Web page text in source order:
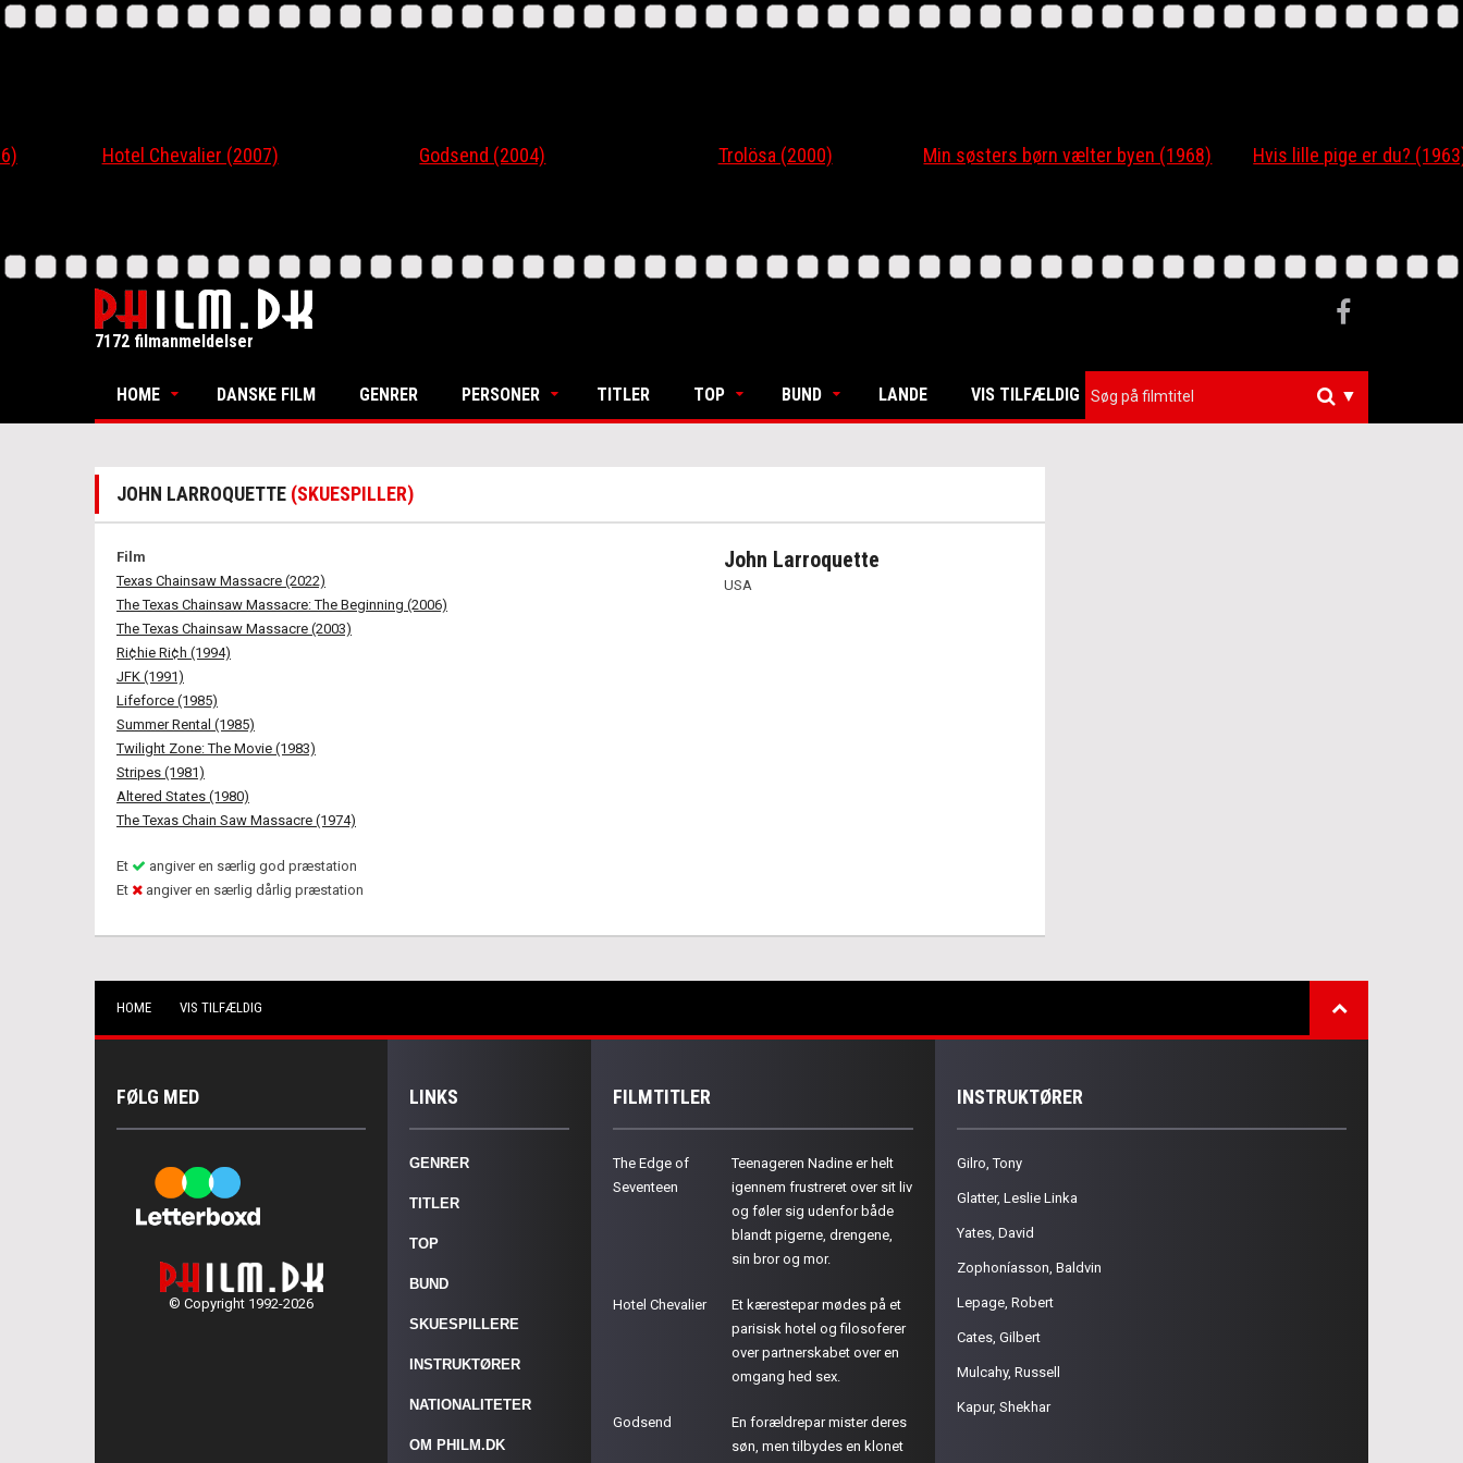
Hotel Chevalier (2007) Godsend (2004) Trolösa (2000) Min søsters børn vælter byen (1968) Hvis lille pige er du? (1963)
7172 filmanmeldelser
HOME DANSKE FILM GENRER PERSONER TITLER TOP BUND LANDE VIS TILFÆLDIG ▼
JOHN LARROQUETTE (SKUESPILLER)
John Larroquette
USA
Film
Texas Chainsaw Massacre (2022)
The Texas Chainsaw Massacre: The Beginning (2006)
The Texas Chainsaw Massacre (2003)
Ri¢hie Ri¢h (1994)
JFK (1991)
Lifeforce (1985)
Summer Rental (1985)
Twilight Zone: The Movie (1983)
Stripes (1981)
Altered States (1980)
The Texas Chain Saw Massacre (1974)
Et
angiver en særlig god præstation
Et
angiver en særlig dårlig præstation
HOME VIS TILFÆLDIG
FØLG MED
© Copyright 1992-2026
LINKS
GENRER
TITLER
TOP
BUND
SKUESPILLERE
INSTRUKTØRER
NATIONALITETER
OM PHILM.DK
FILMTITLER
The Edge of
Seventeen
Teenageren Nadine er helt
igennem frustreret over sit liv
og føler sig udenfor både
blandt pigerne, drengene,
sin bror og mor.
Hotel Chevalier
Et kærestepar mødes på et
parisisk hotel og filosoferer
over partnerskabet over en
omgang hed sex.
Godsend
En forældrepar mister deres
søn, men tilbydes en klonet
INSTRUKTØRER
Gilro, Tony
Glatter, Leslie Linka
Yates, David
Zophoníasson, Baldvin
Lepage, Robert
Cates, Gilbert
Mulcahy, Russell
Kapur, Shekhar